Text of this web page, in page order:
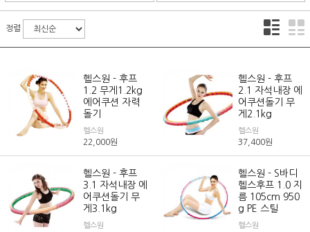
정렬
헬스원 - 후프
1.2 무게1.2kg
에어쿠션 자력
돌기
헬스원
22,000원
헬스원 - 후프
2.1 자석내장 에
어쿠션돌기 무
게2.1kg
헬스원
37,400원
헬스원 - 후프
3.1 자석내장 에
어쿠션돌기 무
게3.1kg
헬스원
헬스원 - S바디
헬스후프 1.0 지
름 105cm 950
g PE 스틸
헬스원